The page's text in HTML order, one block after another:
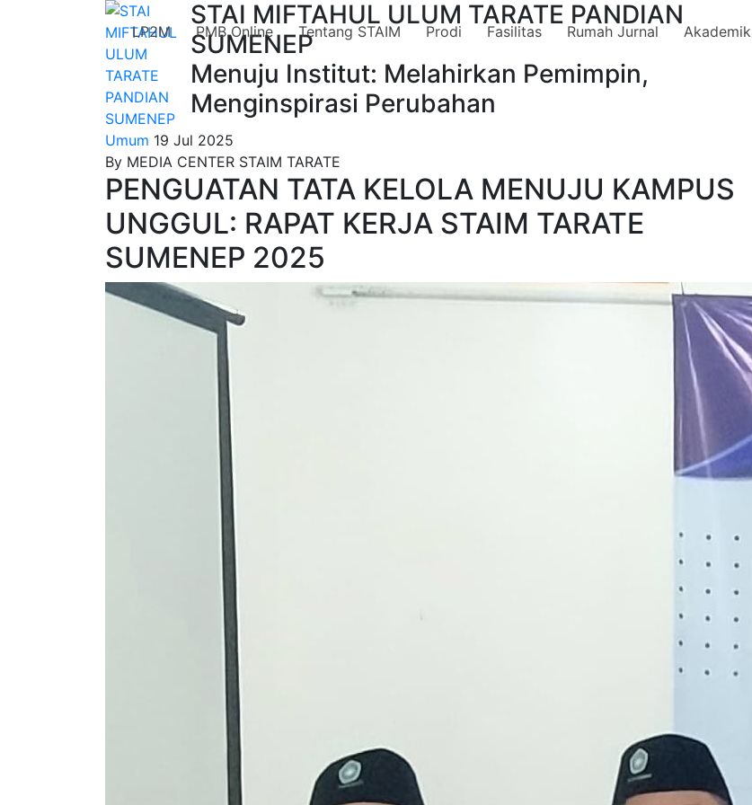
LP2M PMB Online Tentang STAIM Prodi Fasilitas Rumah Jurnal Akademik
STAI MIFTAHUL ULUM TARATE PANDIAN
SUMENEP
Menuju Institut: Melahirkan Pemimpin,
Menginspirasi Perubahan
Umum 19 Jul 2025
By MEDIA CENTER STAIM TARATE
PENGUATAN TATA KELOLA MENUJU KAMPUS
UNGGUL: RAPAT KERJA STAIM TARATE
SUMENEP 2025